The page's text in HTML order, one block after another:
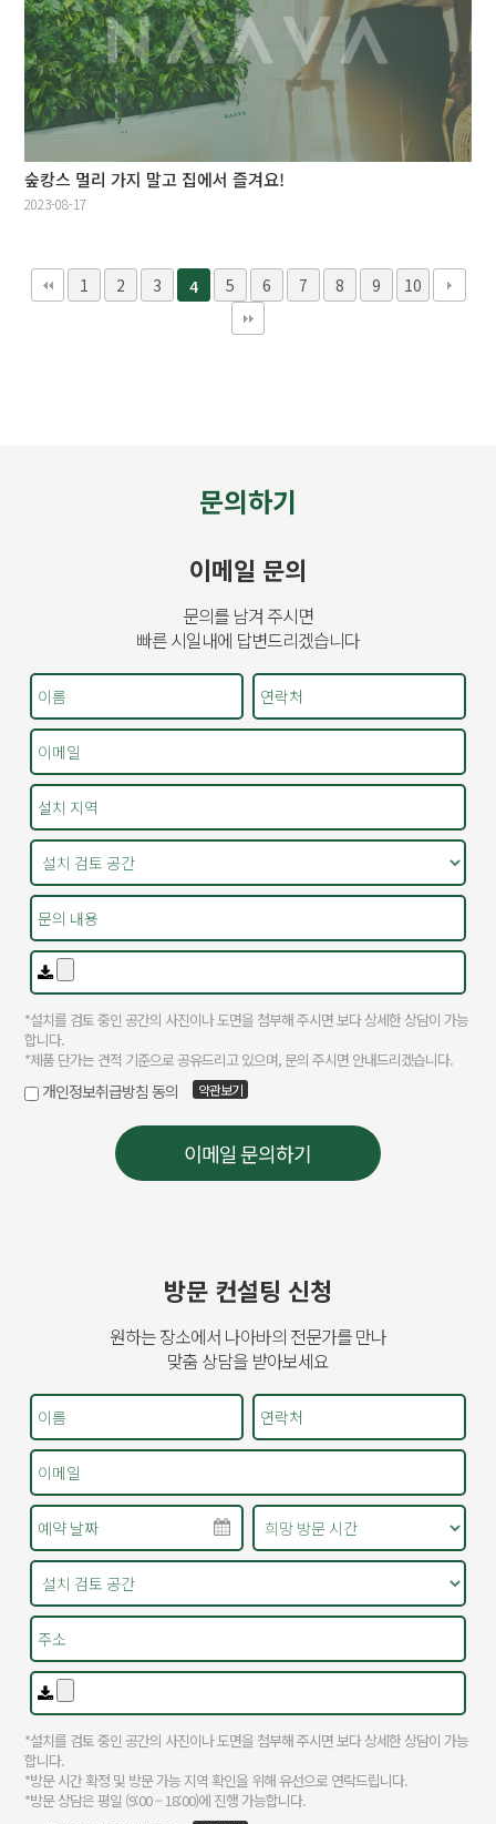
숲캉스 멀리 가지 말고 집에서 즐겨요!
2023-08-17
1 2 3 4 5 6 7 8 9 10
문의하기
이메일 문의
문의를 남겨 주시면
빠른 시일내에 답변드리겠습니다
방문 컨설팅 신청
원하는 장소에서 나아바의 전문가를 만나
맞춤 상담을 받아보세요